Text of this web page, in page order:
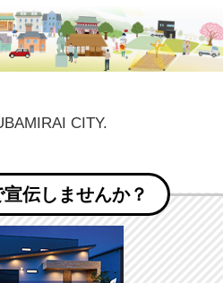
CITY.
伝しませんか？